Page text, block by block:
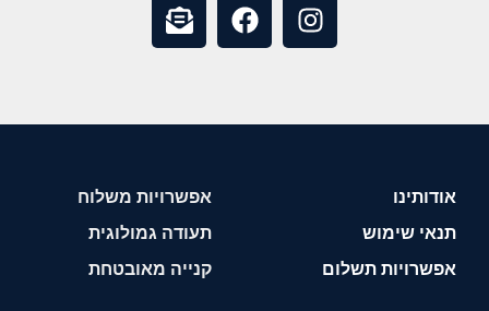
אודותינו
תנאי שימוש
אפשרויות תשלום
אפשרויות משלוח
תעודה גמולוגית
קנייה מאובטחת